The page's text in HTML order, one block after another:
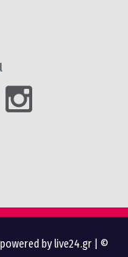
by live24.gr | ©